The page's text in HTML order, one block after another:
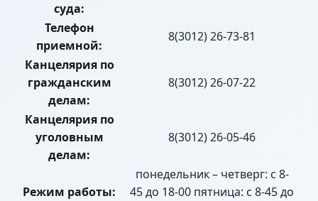
суда:
Телефон
приемной:
8(3012) 26-73-81
Канцелярия по
гражданским
делам:
8(3012) 26-07-22
Канцелярия по
уголовным
делам:
8(3012) 26-05-46
Режим работы:
понедельник – четверг: с 8-
45 до 18-00 пятница: с 8-45 до